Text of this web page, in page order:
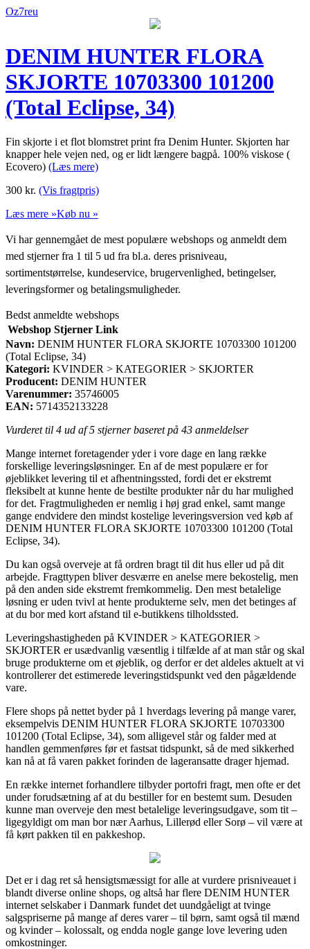
Oz7reu
DENIM HUNTER FLORA
SKJORTE 10703300 101200
(Total Eclipse, 34)
Fin skjorte i et flot blomstret print fra Denim Hunter. Skjorten har
knapper hele vejen ned, og er lidt længere bagpå. 100% viskose (
Ecovero) (Læs mere)
300 kr. (Vis fragtpris)
Læs mere »Køb nu »
Vi har gennemgået de mest populære webshops og anmeldt dem
med stjerner fra 1 til 5 ud fra bl.a. deres prisniveau,
sortimentstørrelse, kundeservice, brugervenlighed, betingelser,
leveringsformer og betalingsmuligheder.
Bedst anmeldte webshops
Webshop Stjerner Link
Navn: DENIM HUNTER FLORA SKJORTE 10703300 101200
(Total Eclipse, 34)
Kategori: KVINDER > KATEGORIER > SKJORTER
Producent: DENIM HUNTER
Varenummer: 35746005
EAN: 5714352133228
Vurderet til 4 ud af 5 stjerner baseret på 43 anmeldelser
Mange internet foretagender yder i vore dage en lang række
forskellige leveringsløsninger. En af de mest populære er for
øjeblikket levering til et afhentningssted, fordi det er ekstremt
fleksibelt at kunne hente de bestilte produkter når du har mulighed
for det. Fragtmuligheden er nemlig i høj grad enkel, samt mange
gange endvidere den mindst kostelige leveringsversion ved køb af
DENIM HUNTER FLORA SKJORTE 10703300 101200 (Total
Eclipse, 34).
Du kan også overveje at få ordren bragt til dit hus eller ud på dit
arbejde. Fragttypen bliver desværre en anelse mere bekostelig, men
på den anden side ekstremt fremkommelig. Den mest betalelige
løsning er uden tvivl at hente produkterne selv, men det betinges af
at du bor med kort afstand til e-butikkens tilholdssted.
Leveringshastigheden på KVINDER > KATEGORIER >
SKJORTER er usædvanlig væsentlig i tilfælde af at man står og skal
bruge produkterne om et øjeblik, og derfor er det aldeles aktuelt at vi
kontrollerer det estimerede leveringstidspunkt ved den pågældende
vare.
Flere shops på nettet byder på 1 hverdags levering på mange varer,
eksempelvis DENIM HUNTER FLORA SKJORTE 10703300
101200 (Total Eclipse, 34), som alligevel står og falder med at
handlen gemmenføres før et fastsat tidspunkt, så de med sikkerhed
kan nå at få varen pakket forinden de lageransatte drager hjemad.
En række internet forhandlere tilbyder portofri fragt, men ofte er det
under forudsætning af at du bestiller for en bestemt sum. Desuden
kunne man overveje den mest betalelige leveringsudgave, som tit –
ligegyldigt om man bor nær Aarhus, Lillerød eller Sorø – vil være at
få kørt pakken til en pakkeshop.
Det er i dag ret så hensigtsmæssigt for alle at vurdere prisniveauet i
blandt diverse online shops, og altså har flere DENIM HUNTER
internet selskaber i Danmark fundet det uundgåeligt at tvinge
salgspriserne på mange af deres varer – til børn, samt også til mænd
og kvinder – kolossalt, og endda nogle gange love levering uden
omkostninger.